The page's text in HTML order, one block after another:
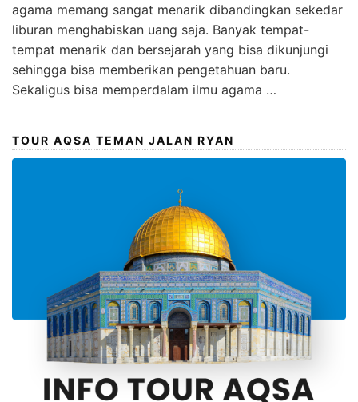
agama memang sangat menarik dibandingkan sekedar
liburan menghabiskan uang saja. Banyak tempat-
tempat menarik dan bersejarah yang bisa dikunjungi
sehingga bisa memberikan pengetahuan baru.
Sekaligus bisa memperdalam ilmu agama …
TOUR AQSA TEMAN JALAN RYAN